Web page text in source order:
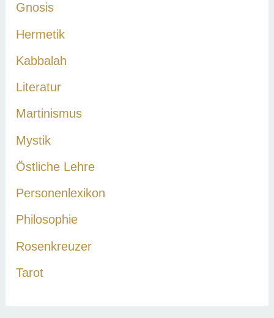
Gnosis
Hermetik
Kabbalah
Literatur
Martinismus
Mystik
Östliche Lehre
Personenlexikon
Philosophie
Rosenkreuzer
Tarot